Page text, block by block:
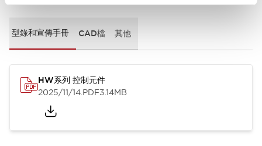
型錄和宣傳手冊 CAD檔 其他
HW系列 控制元件
2025/11/14.PDF3.14MB